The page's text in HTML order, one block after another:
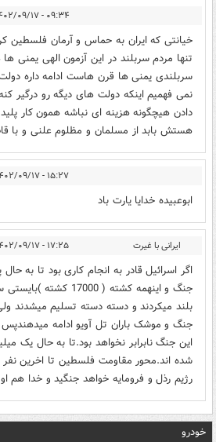
۰۹:۳۴ - ۱۴۰۲/۰۹/۱۷
خیانتی که ایران به حماس و آرمان فلسطین
تنها مردم سربلند در این آزمون الهی یمنی
سربلندی یمنی ها قرن هاست ادامه داره
نمی فهمیم اینکه دولت های دیگه رو درگیر
دادن هیچگونه هزینه ای نباشه همون کار
هستش بابد از مسلمان و مظلوم علنی و با
۱۵:۲۷ - ۱۴۰۲/۰۹/۱۷
ابوعبیده خدایا یارت باد
ایرانی با غیرت ۱۷:۲۵ - ۱۴۰۲/۰۹/۱۷
جنگ و اینهمه کشته (
بلند میکردند و دسته دسته تسلیم میشدند
جنگ و موشک باران تل آویو ادامه میدهندپس
این جنگ نابرابر نخواهد بود.تا به حال یک
شده اند.محور مقاومت فلسطین تا اخرین
رژیم رذل و فرومایه خواهد جنگید و خدا هم
خودرو